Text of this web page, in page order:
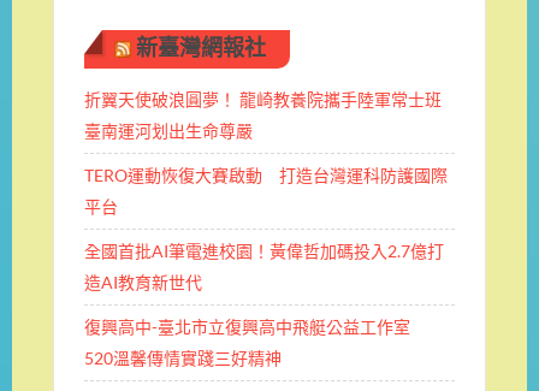
新臺灣網報社
折翼天使破浪圓夢！ 龍崎教養院攜手陸軍常士班 ​
臺南運河划出生命尊嚴
TERO運動恢復大賽啟動 打造台灣運科防護國際
平台
全國首批AI筆電進校園！黃偉哲加碼投入2.7億打
造AI教育新世代
復興高中-臺北市立復興高中飛艇公益工作室
520溫馨傳情實踐三好精神